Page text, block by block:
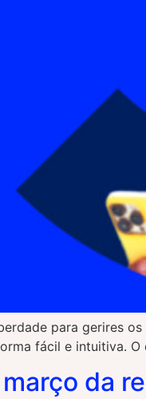
para gerires
fácil e intuitiva.
da